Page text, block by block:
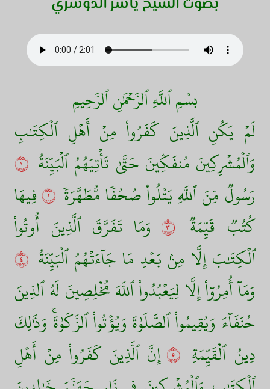
بصوت الشيخ ياسر الدوسري
بسۡمِ ٱللَّهِ ٱلرَّحۡمَٰنِ ٱلرَّحِيمِ
لَمۡ يَكُنِ ٱلَّذِينَ كَفَرُواْ مِنۡ أَهۡلِ ٱلۡكِتَٰبِ
وَٱلۡمُشۡرِكِينَ مُنفَكِّينَ حَتَّىٰ تَأۡتِيَهُمُ ٱلۡبَيِّنَةُ ١
رَسُولٞ مِّنَ ٱللَّهِ يَتۡلُواْ صُحُفٗا مُّطَهَّرَةٗ ٢فِيهَا
كُتُبٞ قَيِّمَةٞ ٣ وَمَا تَفَرَّقَ ٱلَّذِينَ أُوتُواْ
ٱلۡكِتَٰبَ إِلَّا مِنۢ بَعۡدِ مَا جَآءَتۡهُمُ ٱلۡبَيِّنَةُ ٤
وَمَآ أُمِرُوٓاْ إِلَّا لِيَعۡبُدُواْ ٱللَّهَ مُخۡلِصِينَ لَهُ ٱلدِّينَ
حُنَفَآءَ وَيُقِيمُواْ ٱلصَّلَوٰةَ وَيُؤۡتُواْ ٱلزَّكَوٰةَۚ وَذَٰلِكَ
دِينُ ٱلۡقَيِّمَةِ ٥ إِنَّ ٱلَّذِينَ كَفَرُواْ مِنۡ أَهۡلِ